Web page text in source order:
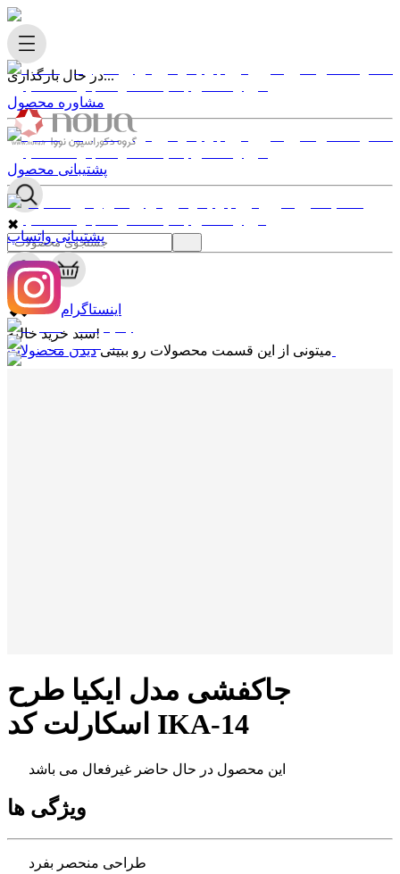
در حال بارگذاری...
✖
0
✖
سبد خرید خالیه!
میتونی از این قسمت محصولات رو ببینی
مشاوره محصول
پشتیبانی محصول
پشتیبانی واتساپ
اینستاگرام
جاکفشی مدل ایکیا طرح
اسکارلت کد IKA-14
این محصول در حال حاضر غیرفعال می باشد
ویژگی ها
طراحی منحصر بفرد